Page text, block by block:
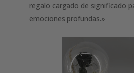
regalo cargado de significado
emociones profundas.»